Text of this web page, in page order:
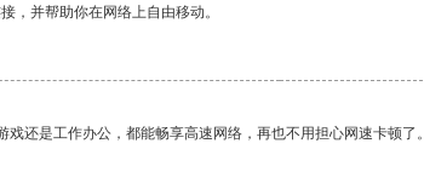
，并帮助你在网络上自由移动。
还是工作办公，都能畅享高速网络，再也不用担心网速卡顿了。